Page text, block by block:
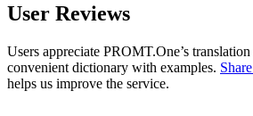
User Reviews
Users appreciate PROMT.One’s
convenient dictionary with examples.
helps us improve the service.